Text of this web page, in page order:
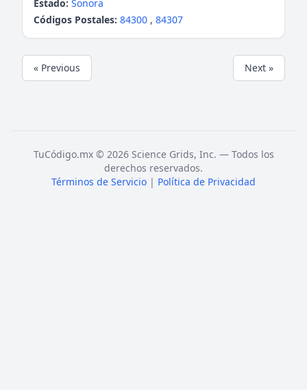
Estado: Sonora
Códigos Postales: 84300 , 84307
« Previous Next »
TuCódigo.mx © 2026 Science Grids, Inc. — Todos los
derechos reservados.
Términos de Servicio | Política de Privacidad